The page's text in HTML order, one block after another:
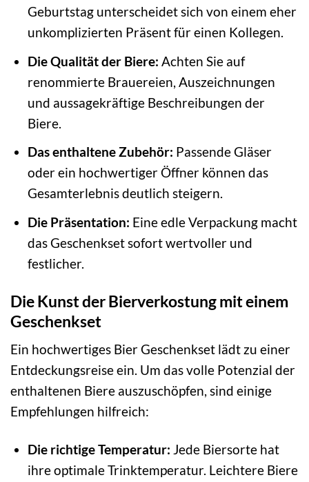
Geburtstag unterscheidet sich von einem eher
unkomplizierten Präsent für einen Kollegen.
Die Qualität der Biere: Achten Sie auf
renommierte Brauereien, Auszeichnungen
und aussagekräftige Beschreibungen der
Biere.
Das enthaltene Zubehör: Passende Gläser
oder ein hochwertiger Öffner können das
Gesamterlebnis deutlich steigern.
Die Präsentation: Eine edle Verpackung macht
das Geschenkset sofort wertvoller und
festlicher.
Die Kunst der Bierverkostung mit einem
Geschenkset
Ein hochwertiges Bier Geschenkset lädt zu einer
Entdeckungsreise ein. Um das volle Potenzial der
enthaltenen Biere auszuschöpfen, sind einige
Empfehlungen hilfreich:
Die richtige Temperatur: Jede Biersorte hat
ihre optimale Trinktemperatur. Leichtere Biere